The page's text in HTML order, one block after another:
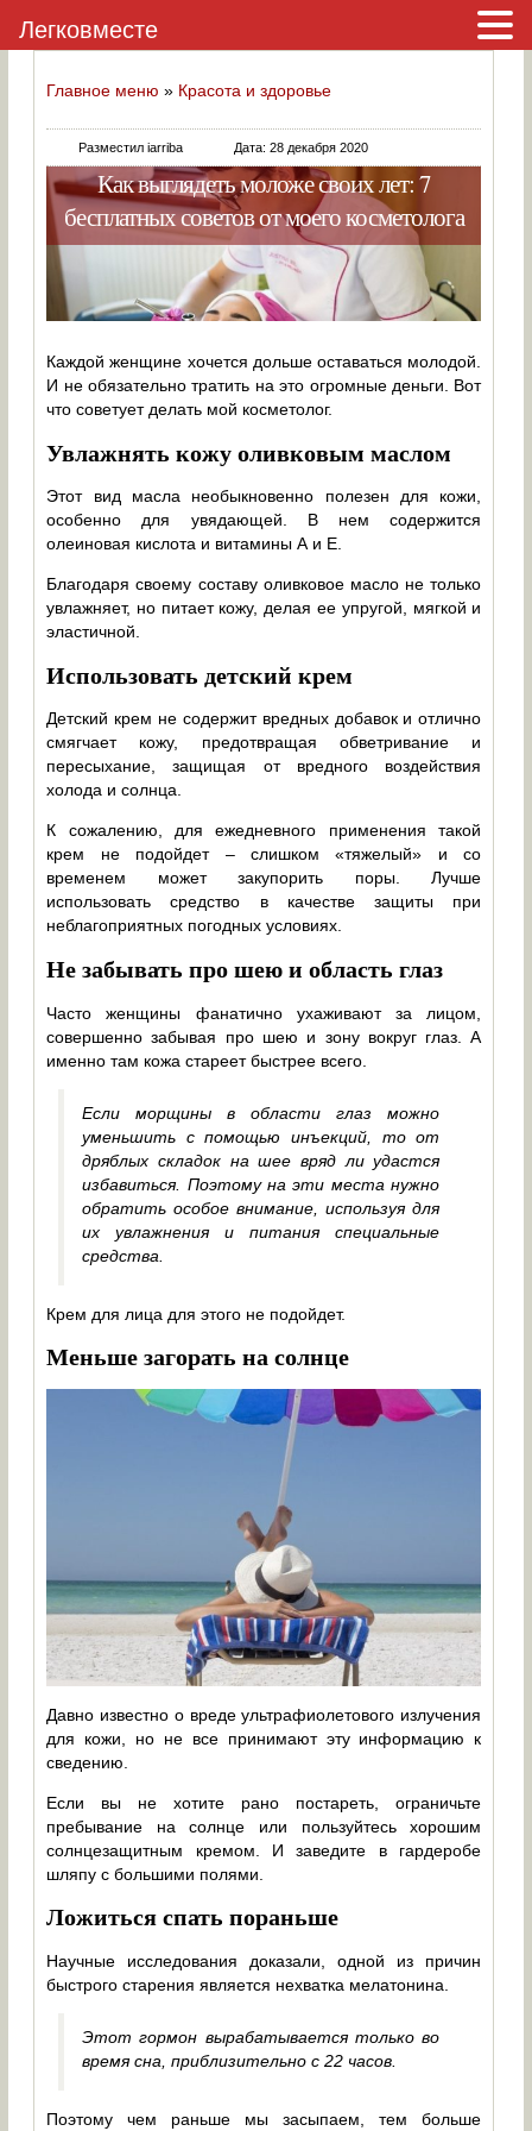
Главное меню » Красота и здоровье
Разместил iarriba Дата: 28 декабря 2020
Как выглядеть моложе своих лет: 7
бесплатных советов от моего косметолога
Каждой женщине хочется дольше оставаться молодой.
И не обязательно тратить на это огромные деньги. Вот
что советует делать мой косметолог.
Увлажнять кожу оливковым маслом
Этот вид масла необыкновенно полезен для кожи,
особенно для увядающей. В нем содержится
олеиновая кислота и витамины А и Е.
Благодаря своему составу оливковое масло не только
увлажняет, но питает кожу, делая ее упругой, мягкой и
эластичной.
Использовать детский крем
Детский крем не содержит вредных добавок и отлично
смягчает кожу, предотвращая обветривание и
пересыхание, защищая от вредного воздействия
холода и солнца.
К сожалению, для ежедневного применения такой
крем не подойдет – слишком «тяжелый» и со
временем может закупорить поры. Лучше
использовать средство в качестве защиты при
неблагоприятных погодных условиях.
Не забывать про шею и область глаз
Часто женщины фанатично ухаживают за лицом,
совершенно забывая про шею и зону вокруг глаз. А
именно там кожа стареет быстрее всего.
Если морщины в области глаз можно
уменьшить с помощью инъекций, то от
дряблых складок на шее вряд ли удастся
избавиться. Поэтому на эти места нужно
обратить особое внимание, используя для
их увлажнения и питания специальные
средства.
Крем для лица для этого не подойдет.
Меньше загорать на солнце
Давно известно о вреде ультрафиолетового излучения
для кожи, но не все принимают эту информацию к
сведению.
Если вы не хотите рано постареть, ограничьте
пребывание на солнце или пользуйтесь хорошим
солнцезащитным кремом. И заведите в гардеробе
шляпу с большими полями.
Ложиться спать пораньше
Научные исследования доказали, одной из причин
быстрого старения является нехватка мелатонина.
Этот гормон вырабатывается только во
время сна, приблизительно с 22 часов.
Поэтому чем раньше мы засыпаем, тем больше
Легковместе